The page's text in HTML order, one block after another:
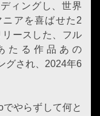
ィングし、世界
アを喜ばせた2
ースした、フル
たる作品あの
グされ、2024年6
やらずして何と